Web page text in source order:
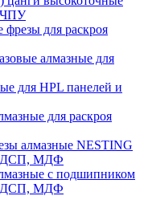
ЧПУ
для раскроя
алмазные для
для HPL панелей и
для раскроя
алмазные NESTING
ЛДСП, МДФ
с подшипником
ЛДСП, МДФ